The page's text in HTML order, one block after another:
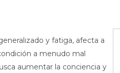
y fatiga, afecta a
a menudo mal
aumentar la conciencia y